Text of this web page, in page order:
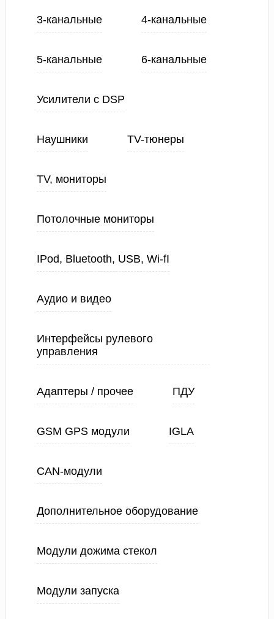
3-канальные 4-канальные
5-канальные 6-канальные
Усилители с DSP
Наушники TV-тюнеры
TV, мониторы
Потолочные мониторы
IPod, Bluetooth, USB, Wi-fI
Аудио и видео
Интерфейсы рулевого
управления
Адаптеры / прочее ПДУ
GSM GPS модули IGLA
CAN-модули
Дополнительное оборудование
Модули дожима стекол
Модули запуска